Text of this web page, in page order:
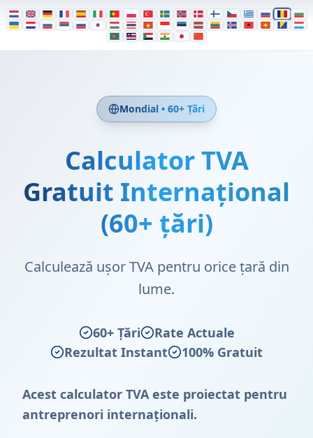
Mondial • 60+ Țări
Calculator TVA
Gratuit Internațional
(60+ țări)
Calculează ușor TVA pentru orice țară din
lume.
60+ Țări
Rate Actuale
Rezultat Instant
100% Gratuit
Acest calculator TVA este proiectat pentru
antreprenori internaționali.